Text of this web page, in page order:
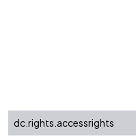
dc.rights.accessrights